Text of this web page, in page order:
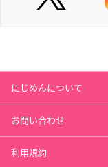
にじめんについて
お問い合わせ
利用規約